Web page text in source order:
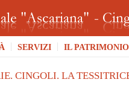
SERVIZI IL PATRIMONIO
CINGOLI. LA